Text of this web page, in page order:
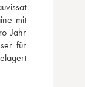
mit
Jahr
für